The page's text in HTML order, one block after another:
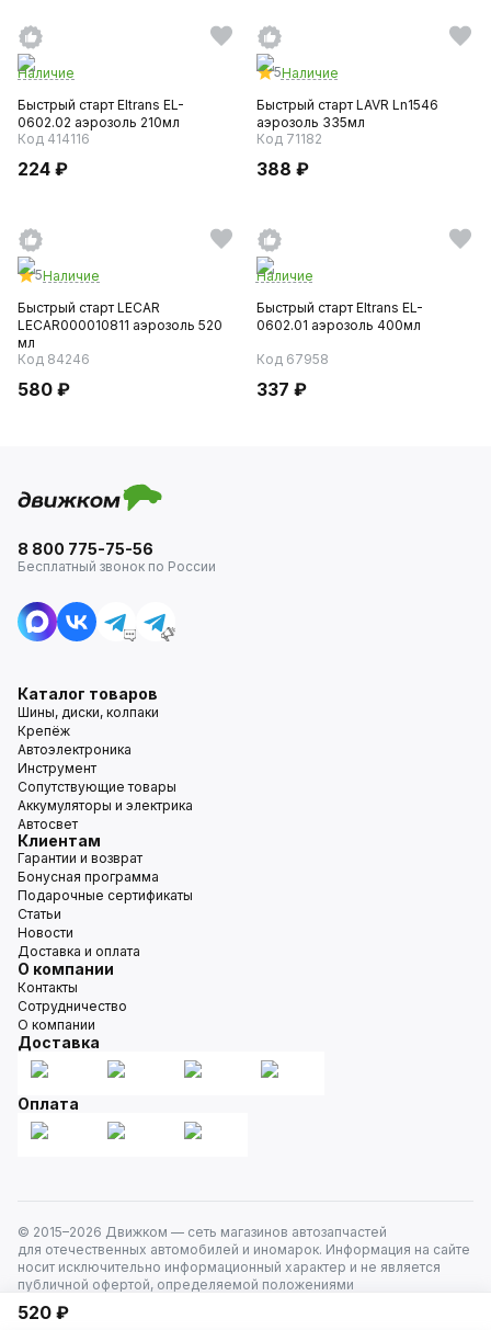
Наличие
Быстрый старт Eltrans EL-
0602.02 аэрозоль 210мл
Код 414116
224 ₽
5Наличие
Быстрый старт LAVR Ln1546
аэрозоль 335мл
Код 71182
388 ₽
5Наличие
Быстрый старт LECAR
LECAR000010811 аэрозоль 520
мл
Код 84246
580 ₽
Наличие
Быстрый старт Eltrans EL-
0602.01 аэрозоль 400мл
Код 67958
337 ₽
520 ₽
8 800 775-75-56
Бесплатный звонок по России
Каталог товаров
Шины, диски, колпаки
Крепёж
Автоэлектроника
Инструмент
Сопутствующие товары
Аккумуляторы и электрика
Автосвет
Клиентам
Гарантии и возврат
Бонусная программа
Подарочные сертификаты
Статьи
Новости
Доставка и оплата
О компании
Контакты
Сотрудничество
О компании
Доставка
Оплата
© 2015–2026 Движком — сеть магазинов автозапчастей
для отечественных автомобилей и иномарок. Информация на сайте
носит исключительно информационный характер и не является
публичной офертой, определяемой положениями